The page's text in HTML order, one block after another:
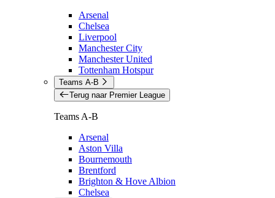
Arsenal
Chelsea
Liverpool
Manchester City
Manchester United
Tottenham Hotspur
Teams A-B
Terug naar Premier League
Teams A-B
Arsenal
Aston Villa
Bournemouth
Brentford
Brighton & Hove Albion
Chelsea